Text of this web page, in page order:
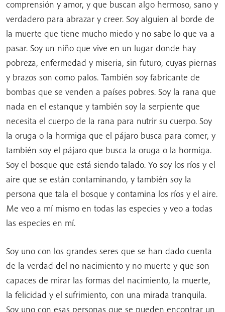
comprensión y amor, y que buscan algo hermoso, sano y
verdadero para abrazar y creer. Soy alguien al borde de
la muerte que tiene mucho miedo y no sabe lo que va a
pasar. Soy un niño que vive en un lugar donde hay
pobreza, enfermedad y miseria, sin futuro, cuyas piernas
y brazos son como palos. También soy fabricante de
bombas que se venden a países pobres. Soy la rana que
nada en el estanque y también soy la serpiente que
necesita el cuerpo de la rana para nutrir su cuerpo. Soy
la oruga o la hormiga que el pájaro busca para comer, y
también soy el pájaro que busca la oruga o la hormiga.
Soy el bosque que está siendo talado. Yo soy los ríos y el
aire que se están contaminando, y también soy la
persona que tala el bosque y contamina los ríos y el aire.
Me veo a mí mismo en todas las especies y veo a todas
las especies en mí.
Soy uno con los grandes seres que se han dado cuenta
de la verdad del no nacimiento y no muerte y que son
capaces de mirar las formas del nacimiento, la muerte,
la felicidad y el sufrimiento, con una mirada tranquila.
Soy uno con esas personas que se pueden encontrar un